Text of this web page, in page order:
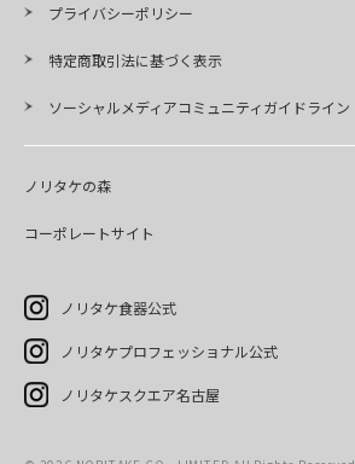
プライバシーポリシー
特定商取引法に基づく表示
ソーシャルメディアコミュニティガイドライン
ノリタケの森
コーポレートサイト
ノリタケ食器公式
ノリタケプロフェッショナル公式
ノリタケスクエア名古屋